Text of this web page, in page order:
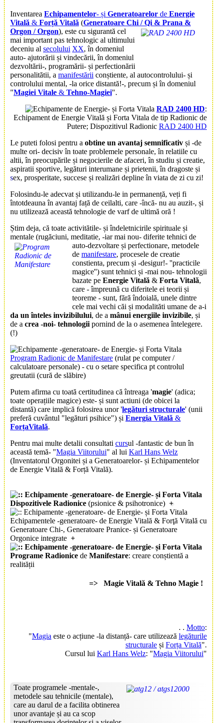
Inventarea Echipamentelor- și Generatoarelor de Energie
Vitală & Forță Vitală (Generatoare Chi / Qi & Prana &
Orgon / Orgon), este cu sigurantă cel
mai important pas tehnologic al ultimului
deceniu al secolului XX, în domeniul
auto- ajutorării și vindecării, în domeniul
dezvoltării-, programării- și perfectionării
personalitătii, a manifestării conștiente, al autocontrolului- și
controlului mental, -la orice distantă!-, precum și în domeniul
"Magiei Vitale & Tehno-Magiei".
RAD 2400 HD:
Echipament de Energie Vitală și Forta Vitala de tip Radionic de
Putere; Dispozitivul Radionic RAD 2400 HD
Le puteti folosi pentru a obtine un avantaj semnificativ și -de
multe ori- decisiv în toate problemele personale, în relatiile cu
altii, în preocupările și negocierile de afaceri, în studiu și creatie,
aspiratii sportive, legături interumane și prietenii, în dragoste și
sex, prosperitate, succese și realizări depline în viata de zi cu zi!
Folosindu-le adecvat și utilizandu-le in permanență, veți fi
întotdeauna în avantaj față de ceilalti, care -încă- nu au auzit-, și
nu utilizează această tehnologie de varf de ultimă oră !
Știm deja, că toate activitătile- și îndeletnicirile spirituale și
mentale (rugăciuni, meditatie, -iar mai nou- diferite tehnici de
auto-dezvoltare și perfectionare, metodele
de manifestare, procesele de creatie
constienta, precum și -desigur!- ''practicile
magice'') sunt tehnici și -mai nou- tehnologii
bazate pe Energie Vitală & Forta Vitală,
care - împreună cu diferitele ei teorii și
teoreme - sunt, fără îndoială, unele dintre
cele mai vechi căi și modalităti umane de a-i
da un înteles invizibilului, de a mânui energiile invizibile, și
de a crea -noi- tehnologii pornind de la o asemenea întelegere.
(!)
Program Radionic de Manifestare (rulat pe computer /
calculatoare personale) - cu o setare specifica pt controlul
greutatii (cură de slăbire)
Putem afirma cu toată certitudinea că întreaga 'magie' (adica;
toate operațiile magice) este- și sunt actiuni (de obicei la
distantă) care implică folosirea unor 'legături structurale' (unii
preferă cuvântul "legături psihice") și Energia Vitală &
ForțaVitală.
Pentru mai multe detalii consultati cursul -fantastic de bun în
această temă- "Magia Viitorului" al lui Karl Hans Welz
(Inventatorul Orgonitei și a Generatoarelor- și Echipamentelor
de Energie Vitală & Forță Vitală).
Dispozitivele Radionice (psionice & psihotronice) +
Echipamentele -generatoare- de Energie Vitală & Forţă Vitală cu
Generatoare Chi-, Generatoare Pranice- și Generatoare
Orgonice integrate +
Programe Radionice de Manifestare: creare conștientă a
realității
=> Magie Vitală & Tehno Magie !
. . Motto:
"Magia este o acțiune -la distanță- care utilizează legăturile
structurale și Forța Vitală".
Cursul lui Karl Hans Welz: "Magia Viitorului"
Toate programele -mentale-,
metodele sau tehnicile (mentale),
care au darul de a facilita obtinerea
unor avantaje și au ca scop